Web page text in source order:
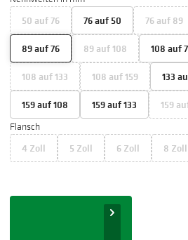
50 auf 76 76 auf 50 76 auf 89
89 auf 76
89 auf 108 108 auf
108 auf 133
108 auf 159 133
159 auf 108
159 auf 133 159
Flansch
4 Zoll 5 Zoll 6 Zoll 8 Zoll